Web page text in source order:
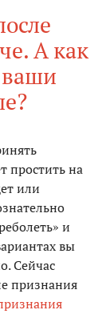
А как
ваши
простить на
или
и
вы
Сейчас
признания